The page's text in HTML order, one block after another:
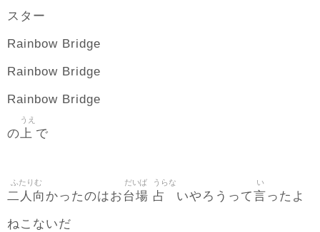
スター
Rainbow Bridge
Rainbow Bridge
Rainbow Bridge
の上
うえ
で
二人向
ふたりむ
かったのはお台場
だいば
占
うらな
いやろうって言
い
ったよ
ねこないだ